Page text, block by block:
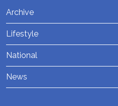
Archive
Lifestyle
National
News